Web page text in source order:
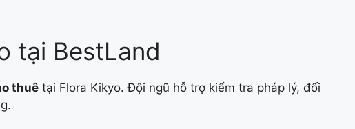
tại BestLand
thuê tại Flora Kikyo. Đội ngũ hỗ trợ kiểm tra pháp lý, đối